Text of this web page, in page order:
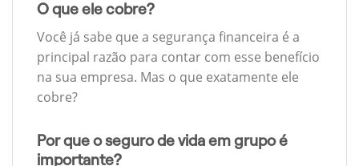
O que ele cobre?
Você já sabe que a segurança financeira é a
principal razão para contar com esse benefício
na sua empresa. Mas o que exatamente ele
cobre?
Por que o seguro de vida em grupo é
importante?